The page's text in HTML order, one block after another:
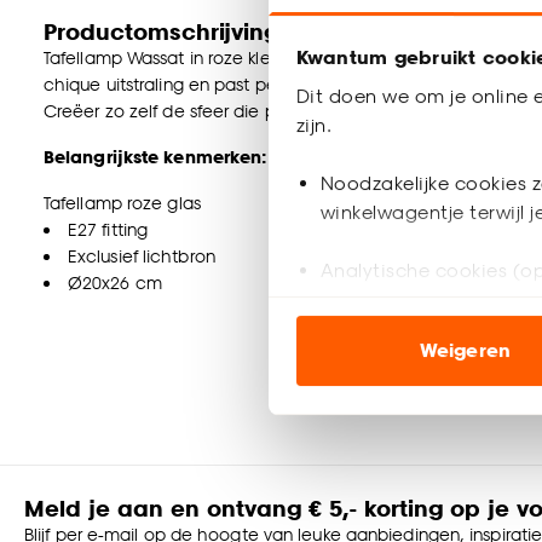
Kwantum gebruikt
Dit doen we om je online
zijn.
Noodzakelijke cookies
winkelwagentje terwijl
Analytische cookies
ook buiten de
Klik op ‘Ja, alles
accepteren door op
Goed om te weten is dat
Weigeren
Productomschrijving
Tafellamp Wassat in roze kleur is een unieke lamp met
chique uitstraling en past perfect in diverse interieurs. De
Creëer zo zelf de sfeer die past bij jouw woonwensen.
Belangrijkste kenmerken:
Tafellamp roze glas
E27 fitting
Exclusief lichtbron
Ø20x26 cm
Meld je aan en ontvang € 5,- korting op je
Blijf per e-mail op de hoogte van leuke aanbiedingen,